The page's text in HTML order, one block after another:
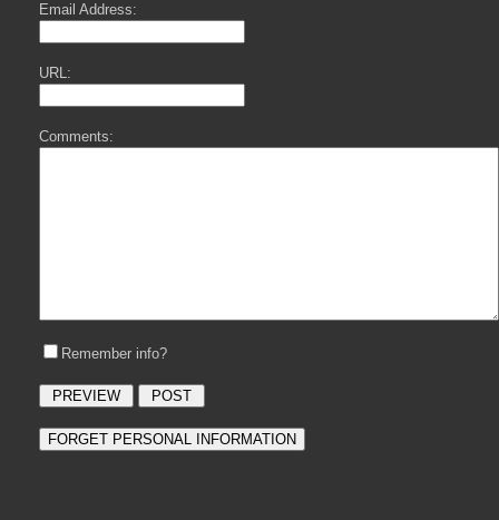
Email Address:
URL:
Comments:
Remember info?